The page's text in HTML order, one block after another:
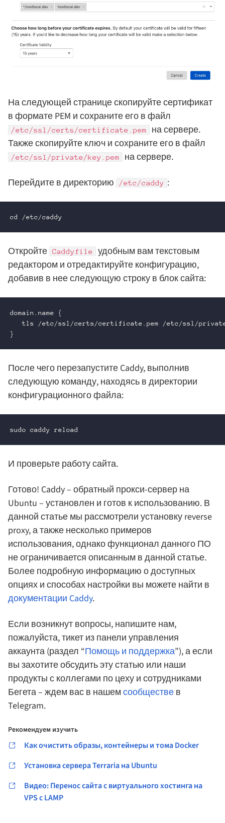
На следующей странице скопируйте сертификат
в формате PEM и сохраните его в файл
/etc/ssl/certs/certificate.pem
на сервере.
Также скопируйте ключ и сохраните его в файл
/etc/ssl/private/key.pem на сервере.
Перейдите в директорию /etc/caddy :
cd /etc/caddy
Откройте Caddyfile
удобным вам текстовым
редактором и отредактируйте конфигурацию,
добавив в нее следующую строку в блок сайта:
domain.name {
tls /etc/ssl/certs/certificate.pem /etc/ssl/
}
После чего перезапустите Caddy, выполнив
следующую команду, находясь в директории
конфигурационного файла:
sudo caddy reload
И проверьте работу сайта.
Готово! Caddy – обратный прокси-сервер на
Ubuntu – установлен и готов к использованию. В
данной статье мы рассмотрели установку reverse
proxy, а также несколько примеров
использования, однако функционал данного ПО
не ограничивается описанным в данной статье.
Более подробную информацию о доступных
опциях и способах настройки вы можете найти в
документации Caddy.
Если возникнут вопросы, напишите нам,
пожалуйста, тикет из панели управления
аккаунта (раздел “Помощь и поддержка”), а если
вы захотите обсудить эту статью или наши
продукты с коллегами по цеху и сотрудниками
Бегета – ждем вас в нашемсообществе в
Telegram.
Рекомендуем изучить
Как очистить образы, контейнеры и тома Docker
Установка сервера Terraria на Ubuntu
Видео: Перенос сайта c виртуального хостинга на
VPS c LAMP